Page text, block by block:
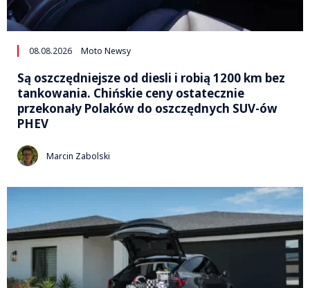
08.08.2026 Moto Newsy
Są oszczędniejsze od diesli i robią 1200 km bez
tankowania. Chińskie ceny ostatecznie
przekonały Polaków do oszczędnych SUV-ów
PHEV
Marcin Zabolski